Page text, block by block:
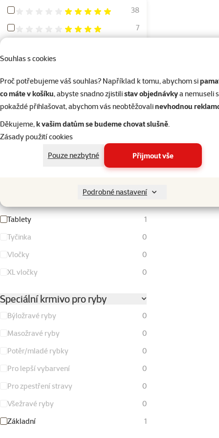
Souhlas s cookies
Proč potřebujeme váš souhlas? Například k tomu, abychom si
co máte v košíku, abyste snadno zjistilistav objednávkya nemuseli
pokaždé přihlašovat, abychom vás neobtěžovalinevhodnou
Děkujeme,k vašim datům se budeme chovat slušně.
Zásady použití cookies
Pouze nezbytné
Přijmout vše
Podrobné nastavení
Hodnocení 100%
38
Hodnocení 80%
7
Hodnocení 20%
0
Typ krmiva
Doplňkové krmivo pro hmyzožravé plazy
0
Tablety
1
Tyčinka
0
Vločky
0
XL vločky
0
Speciální krmivo pro ryby
Býložravé ryby
0
Masožravé ryby
0
Potěr/mladé rybky
0
Pro lepší vybarvení
0
Pro zpestření stravy
0
Všežravé ryby
0
Základní
1